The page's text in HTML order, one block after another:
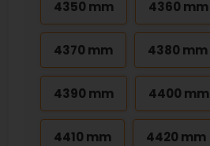
4350 mm 4360 mm
4370 mm 4380 mm
4390 mm 4400 mm
4410 mm 4420 mm